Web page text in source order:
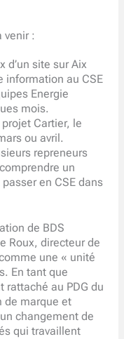
venir :
d’un site sur Aix
information au CSE
Energie
mois.
Cartier, le
ou avril.
repreneurs
un
en CSE dans
de BDS
Roux, directeur de
une « unité
En tant que
rattaché au PDG du
de marque et
changement de
qui travaillent